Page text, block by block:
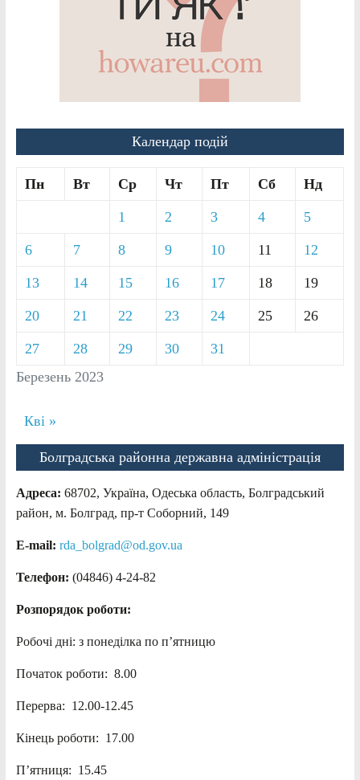
Календар подій
Березень 2023
Пн Вт Ср Чт Пт Сб Нд
1 2 3 4 5
6 7 8 9 10 11 12
13 14 15 16 17 18 19
20 21 22 23 24 25 26
27 28 29 30 31
Кві »
Болградська районна державна адміністрація
Адреса: 68702, Україна, Одеська область, Болградський
район, м. Болград, пр-т Соборний, 149
E-mail: rda_bolgrad@od.gov.ua
Телефон: (04846) 4-24-82
Розпорядок роботи:
Робочі дні: з понеділка по п’ятницю
Початок роботи: 8.00
Перерва: 12.00-12.45
Кінець роботи: 17.00
П’ятниця: 15.45